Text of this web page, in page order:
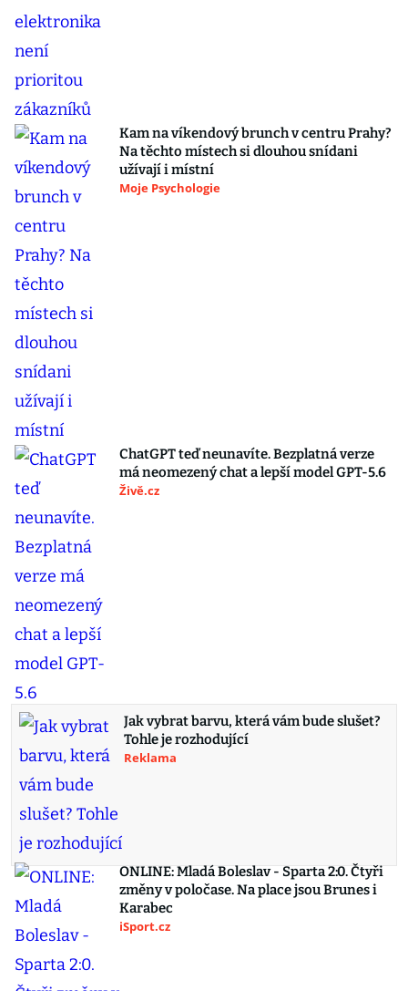
Kam na víkendový brunch v centru Prahy?
Na těchto místech si dlouhou snídani
užívají i místní
Moje Psychologie
ChatGPT teď neunavíte. Bezplatná verze
má neomezený chat a lepší model GPT-5.6
Živě.cz
Jak vybrat barvu, která vám bude slušet?
Tohle je rozhodující
Reklama
ONLINE: Mladá Boleslav - Sparta 2:0. Čtyři
změny v poločase. Na place jsou Brunes i
Karabec
iSport.cz